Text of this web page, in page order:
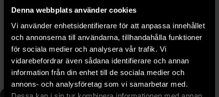
Denna webbplats använder cookies
Vi använder enhetsidentifierare för att anpassa innehållet
och annonserna till användarna, tillhandahålla funktioner
för sociala medier och analysera vår trafik. Vi
vidarebefordrar även sådana identifierare och annan
information från din enhet till de sociala medier och
annons- och analysföretag som vi samarbetar med.
She Loves to Cook, and She Loves to Eat Vol 3
Sakaomi Yuzaki
219 kr
Beställ
Sakaomi Yuzaki
219 kr
Beställ